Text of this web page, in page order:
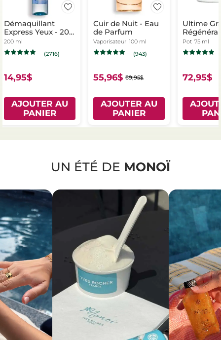
Démaquillant
Express Yeux - 200
ml
200 ml
(2716)
14,95$
AJOUTER AU
PANIER
Cuir de Nuit - Eau
de Parfum
Vaporisateur 100 ml
(943)
55,96$ 69,95$
AJOUTER AU
PANIER
Ultime
et Nuit
Pot 75 ml
72,95$
UN ÉTÉ DE MONOÏ